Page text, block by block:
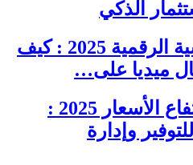
الذكي
الصحة النفسية الرقمية 2025 : كيف
ميديا على…
الاقتصاد وارتفاع الأسعار 2025 :
وإدارة